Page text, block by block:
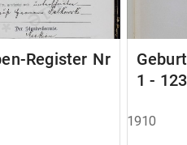
Register Nr
1 - 123
1910